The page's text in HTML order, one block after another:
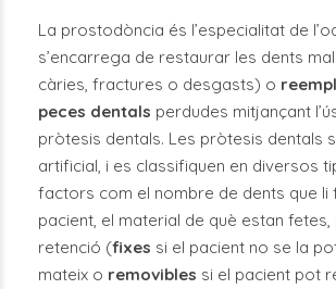
La prostodòncia és l’especialitat de
s’encarrega de restaurar les dents
càries, fractures o desgasts) o
peces dentals perdudes mitjançant
pròtesis dentals. Les pròtesis dentals
artificial, i es classifiquen en diversos
factors com el nombre de dents que li
pacient, el material de què estan fetes,
retenció (fixes si el pacient no se la
mateix o removibles si el pacient pot